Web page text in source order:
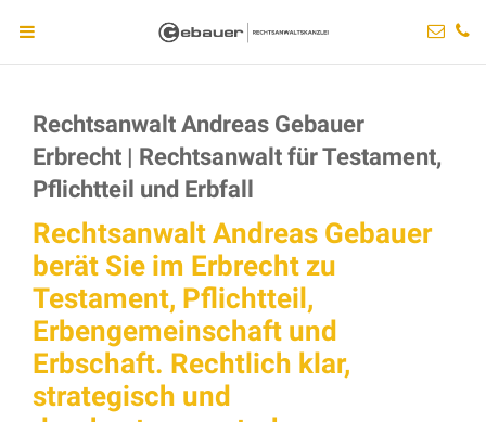
Rechtsanwalt Andreas Gebauer
Erbrecht | Rechtsanwalt für Testament,
Pflichtteil und Erbfall
Rechtsanwalt Andreas Gebauer
berät Sie im Erbrecht zu
Testament, Pflichtteil,
Erbengemeinschaft und
Erbschaft. Rechtlich klar,
strategisch und